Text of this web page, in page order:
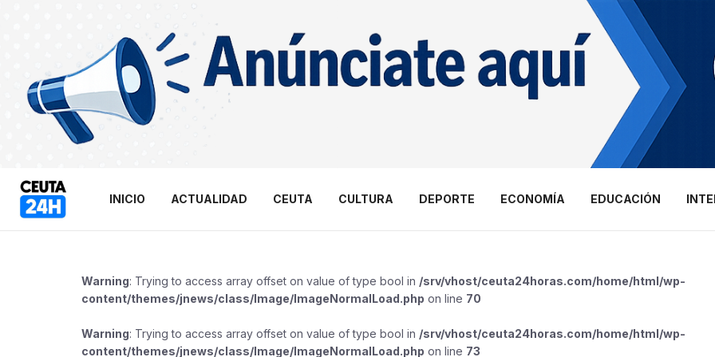
INICIO ACTUALIDAD CEUTA CULTURA DEPORTE ECONOMÍA EDUCACIÓN
Warning: Trying to access array offset on value of type bool in /srv/vhost/ceuta24horas.com/home/html/wp-
content/themes/jnews/class/Image/ImageNormalLoad.php on line 70
Warning: Trying to access array offset on value of type bool in /srv/vhost/ceuta24horas.com/home/html/wp-
content/themes/jnews/class/Image/ImageNormalLoad.php on line 73